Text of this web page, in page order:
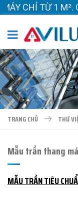
CHỈ TỪ 1 M².
TRANG CHỦ THƯ
Mẫu trần thang
MẪU TRẦN TIÊU